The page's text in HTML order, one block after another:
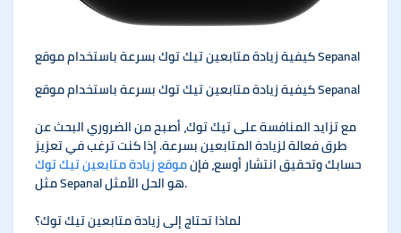
كيفية زيادة متابعين تيك توك بسرعة باستخدام موقع Sepanal
كيفية زيادة متابعين تيك توك بسرعة باستخدام موقع Sepanal
مع تزايد المنافسة على تيك توك، أصبح من الضروري البحث عن
طرق فعالة لزيادة المتابعين بسرعة. إذا كنت ترغب في تعزيز
حسابك وتحقيق انتشار أوسع، فإنموقع زيادة متابعين تيك توك
مثل Sepanal هو الحل الأمثل.
لماذا تحتاج إلى زيادة متابعين تيك توك؟